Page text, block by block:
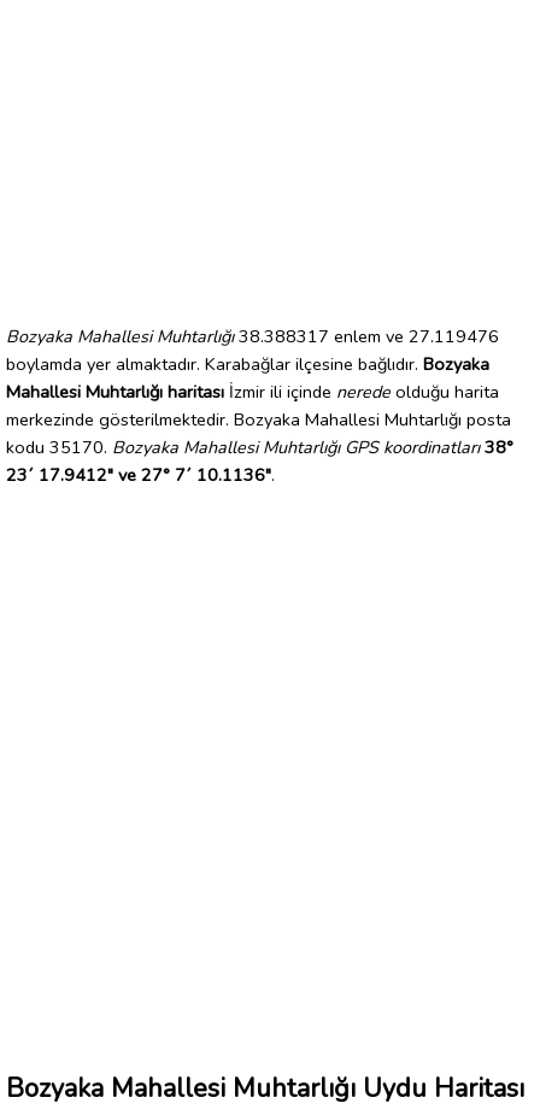
Bozyaka Mahallesi Muhtarlığı38.388317 enlem ve 27.119476
boylamda yer almaktadır. Karabağlar ilçesine bağlıdır. Bozyaka
Mahallesi Muhtarlığı haritası İzmir ili içinde nerede olduğu harita
merkezinde gösterilmektedir. Bozyaka Mahallesi Muhtarlığı posta
kodu 35170. Bozyaka Mahallesi Muhtarlığı GPS koordinatları 38°
23´ 17.9412" ve 27° 7´ 10.1136".
Bozyaka Mahallesi Muhtarlığı Uydu Haritası